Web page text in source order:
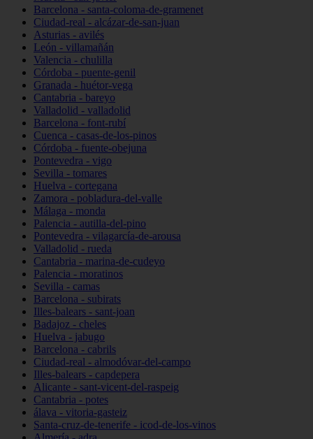
Barcelona - santa-coloma-de-gramenet
Ciudad-real - alcázar-de-san-juan
Asturias - avilés
León - villamañán
Valencia - chulilla
Córdoba - puente-genil
Granada - huétor-vega
Cantabria - bareyo
Valladolid - valladolid
Barcelona - font-rubí
Cuenca - casas-de-los-pinos
Córdoba - fuente-obejuna
Pontevedra - vigo
Sevilla - tomares
Huelva - cortegana
Zamora - pobladura-del-valle
Málaga - monda
Palencia - autilla-del-pino
Pontevedra - vilagarcía-de-arousa
Valladolid - rueda
Cantabria - marina-de-cudeyo
Palencia - moratinos
Sevilla - camas
Barcelona - subirats
Illes-balears - sant-joan
Badajoz - cheles
Huelva - jabugo
Barcelona - cabrils
Ciudad-real - almodóvar-del-campo
Illes-balears - capdepera
Alicante - sant-vicent-del-raspeig
Cantabria - potes
álava - vitoria-gasteiz
Santa-cruz-de-tenerife - icod-de-los-vinos